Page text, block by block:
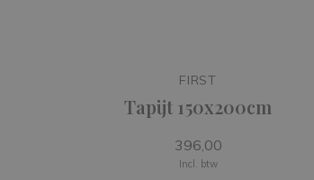
FIRST
Tapijt 150x200cm
396,00
Incl. btw